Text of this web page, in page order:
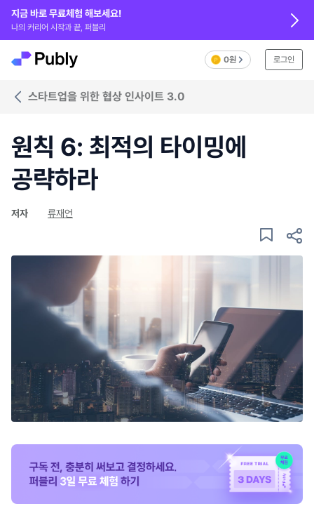
지금 바로 무료체험 해보세요!
나의 커리어 시작과 끝, 퍼블리
0원 로그인
스타트업을 위한 협상 인사이트 3.0
원칙 6: 최적의 타이밍에
공략하라
저자 류재언